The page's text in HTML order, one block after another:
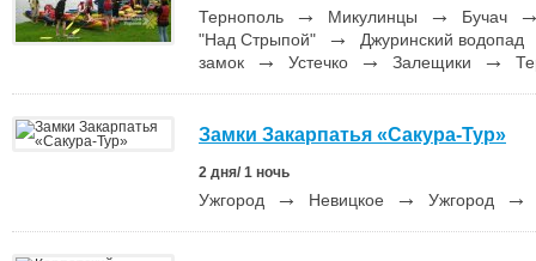
Тернополь → Микулинцы → Бучач
"Над Стрыпой" → Джуринский водопад
замок → Устечко → Залещики →
Замки Закарпатья «Сакура-Тур»
2 дня/ 1 ночь
Ужгород → Невицкое → Ужгород →